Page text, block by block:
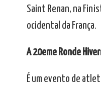
Saint Renan, na
ocidental da França.
A 20eme Ronde
É um evento de